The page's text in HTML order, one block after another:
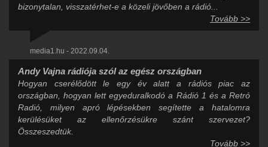
bizonytalan, visszatérhet-e a közeli jövőben a rádió...
Tovább >>
media1.hu - 2022.09.04.
Andy Vajna rádiója szól az egész országban
Hogyan cserélődött le egy év alatt a rádiós piac az
országban, hogyan lett egyeduralkodó a Rádió 1 és a Retró
Radió, milyen apró lépésekben segítette a hatalomra
kerülésüket az ellenőrzésükre szánt szervezet?
Összeszedtük.
Tovább >>